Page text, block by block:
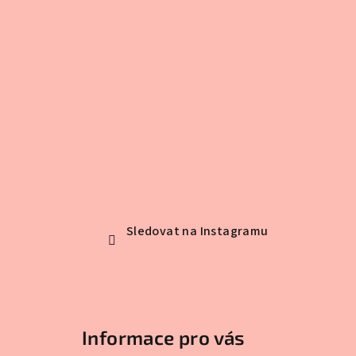
Sledovat na Instagramu
Informace pro vás